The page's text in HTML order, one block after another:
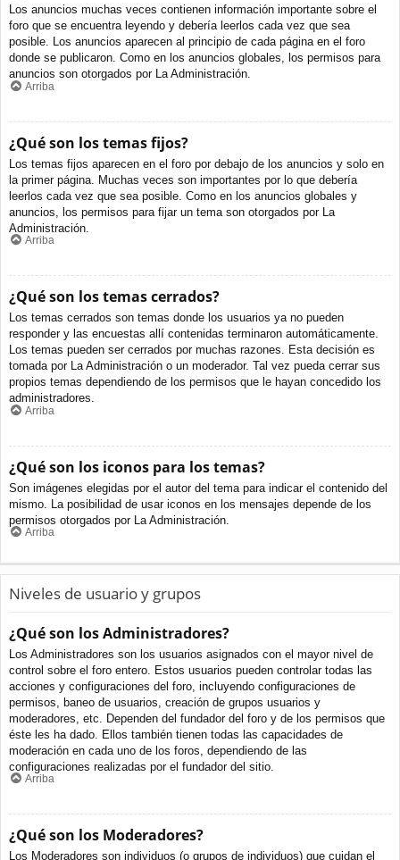
Los anuncios muchas veces contienen información importante sobre el
foro que se encuentra leyendo y debería leerlos cada vez que sea
posible. Los anuncios aparecen al principio de cada página en el foro
donde se publicaron. Como en los anuncios globales, los permisos para
anuncios son otorgados por La Administración.
Arriba
¿Qué son los temas fijos?
Los temas fijos aparecen en el foro por debajo de los anuncios y solo en
la primer página. Muchas veces son importantes por lo que debería
leerlos cada vez que sea posible. Como en los anuncios globales y
anuncios, los permisos para fijar un tema son otorgados por La
Administración.
Arriba
¿Qué son los temas cerrados?
Los temas cerrados son temas donde los usuarios ya no pueden
responder y las encuestas allí contenidas terminaron automáticamente.
Los temas pueden ser cerrados por muchas razones. Esta decisión es
tomada por La Administración o un moderador. Tal vez pueda cerrar sus
propios temas dependiendo de los permisos que le hayan concedido los
administradores.
Arriba
¿Qué son los iconos para los temas?
Son imágenes elegidas por el autor del tema para indicar el contenido del
mismo. La posibilidad de usar iconos en los mensajes depende de los
permisos otorgados por La Administración.
Arriba
Niveles de usuario y grupos
¿Qué son los Administradores?
Los Administradores son los usuarios asignados con el mayor nivel de
control sobre el foro entero. Estos usuarios pueden controlar todas las
acciones y configuraciones del foro, incluyendo configuraciones de
permisos, baneo de usuarios, creación de grupos usuarios y
moderadores, etc. Dependen del fundador del foro y de los permisos que
éste les ha dado. Ellos también tienen todas las capacidades de
moderación en cada uno de los foros, dependiendo de las
configuraciones realizadas por el fundador del sitio.
Arriba
¿Qué son los Moderadores?
Los Moderadores son individuos (o grupos de individuos) que cuidan el